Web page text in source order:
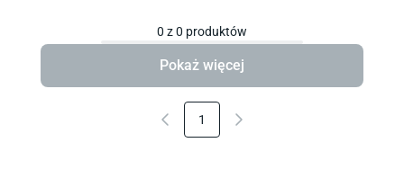
0 z0 produktów
Pokaż więcej
1